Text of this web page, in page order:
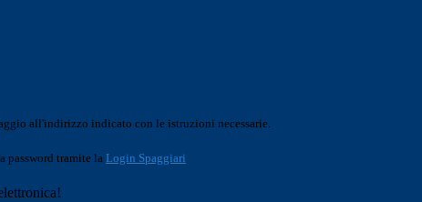
all'indirizzo indicato con le istruzioni necessarie.
password tramite la Login Spaggiari